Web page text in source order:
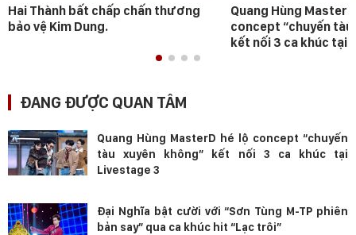
Hai Thành bất chấp chấn thương
bảo vệ Kim Dung.
Quang Hùng
concept “chuyến tàu
kết nối 3 ca khúc tại
ĐANG ĐƯỢC QUAN TÂM
Quang Hùng MasterD hé lộ concept “chuyến
tàu xuyên không” kết nối 3 ca khúc tại
Livestage 3
Đại Nghĩa bật cười với “Sơn Tùng M-TP phiên
bản say” qua ca khúc hit “Lạc trôi”